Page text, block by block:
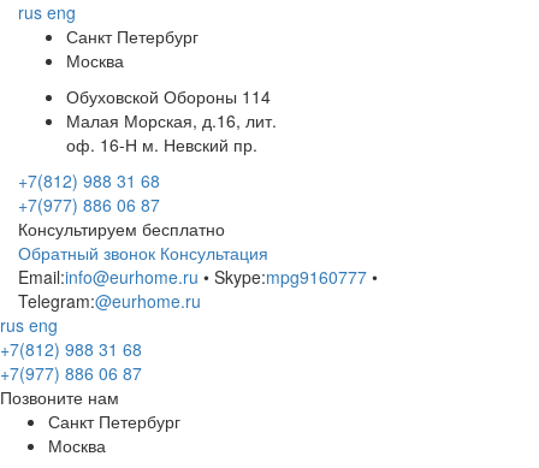
rus eng
Санкт Петербург
Москва
Обуховской Обороны 114
Малая Морская, д.16, лит.
оф. 16-Н м. Невский пр.
+7(812) 988 31 68
+7(977) 886 06 87
Консультируем бесплатно
Обратный звонок Консультация
Email:info@eurhome.ru • Skype:mpg9160777 •
Telegram:@eurhome.ru
rus eng
+7(812) 988 31 68
+7(977) 886 06 87
Позвоните нам
Санкт Петербург
Москва